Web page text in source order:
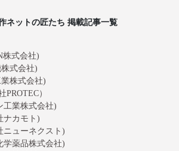
ネットの匠たち 掲載記事一覧
株式会社)
式会社)
株式会社)
）
工業株式会社)
ナカモト)
ニューネクスト)
学薬品株式会社)